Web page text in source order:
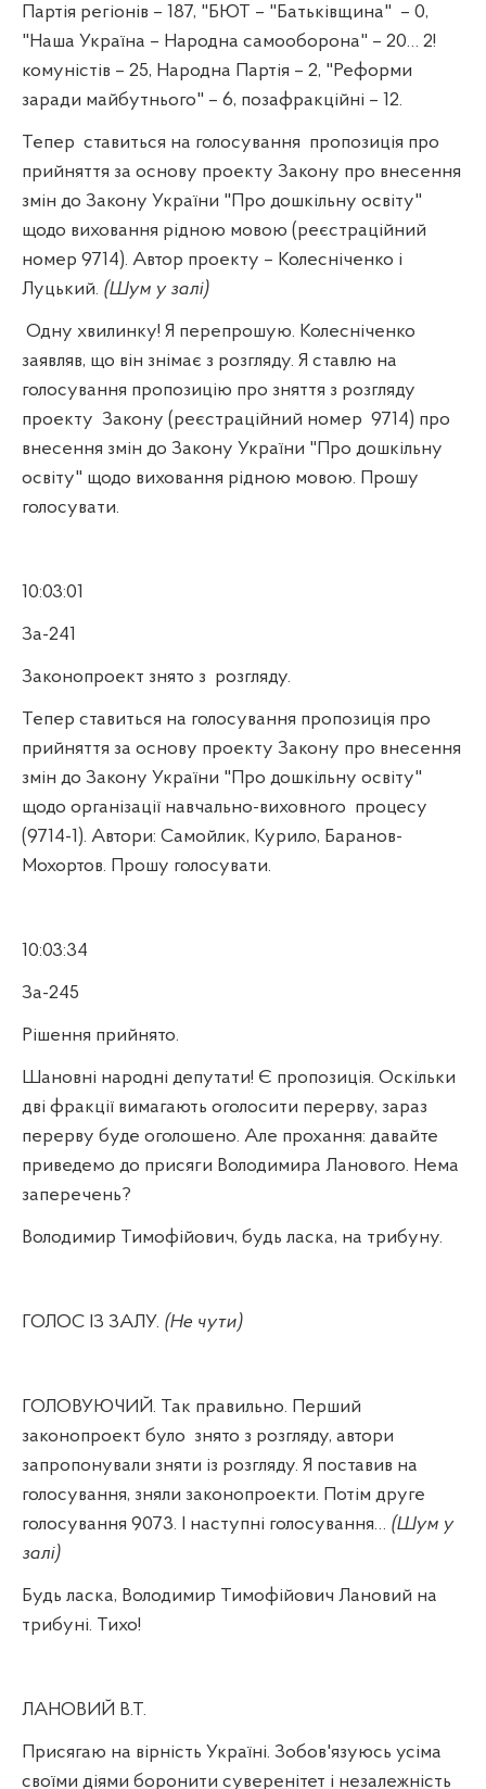
Партія регіонів – 187, "БЮТ – "Батьківщина" – 0,
"Наша Україна – Народна самооборона" – 20… 2!
комуністів – 25, Народна Партія – 2, "Реформи
заради майбутнього" – 6, позафракційні – 12.
Тепер ставиться на голосування пропозиція про
прийняття за основу проекту Закону про внесення
змін до Закону України "Про дошкільну освіту"
щодо виховання рідною мовою (реєстраційний
номер 9714). Автор проекту – Колесніченко і
Луцький. (Шум у залі)
Одну хвилинку! Я перепрошую. Колесніченко
заявляв, що він знімає з розгляду. Я ставлю на
голосування пропозицію про зняття з розгляду
проекту Закону (реєстраційний номер 9714) про
внесення змін до Закону України "Про дошкільну
освіту" щодо виховання рідною мовою. Прошу
голосувати.
10:03:01
За-241
Законопроект знято з розгляду.
Тепер ставиться на голосування пропозиція про
прийняття за основу проекту Закону про внесення
змін до Закону України "Про дошкільну освіту"
щодо організації навчально-виховного процесу
(9714-1). Автори: Самойлик, Курило, Баранов-
Мохортов. Прошу голосувати.
10:03:34
За-245
Рішення прийнято.
Шановні народні депутати! Є пропозиція. Оскільки
дві фракції вимагають оголосити перерву, зараз
перерву буде оголошено. Але прохання: давайте
приведемо до присяги Володимира Ланового. Нема
заперечень?
Володимир Тимофійович, будь ласка, на трибуну.
ГОЛОС ІЗ ЗАЛУ. (Не чути)
ГОЛОВУЮЧИЙ. Так правильно. Перший
законопроект було знято з розгляду, автори
запропонували зняти із розгляду. Я поставив на
голосування, зняли законопроекти. Потім друге
голосування 9073. І наступні голосування… (Шум у
залі)
Будь ласка, Володимир Тимофійович Лановий на
трибуні. Тихо!
ЛАНОВИЙ В.Т.
Присягаю на вірність Україні. Зобов'язуюсь усіма
своїми діями боронити суверенітет і незалежність